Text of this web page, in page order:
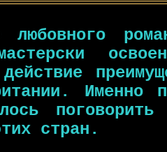
любовного
Именно
поговорить
стран.